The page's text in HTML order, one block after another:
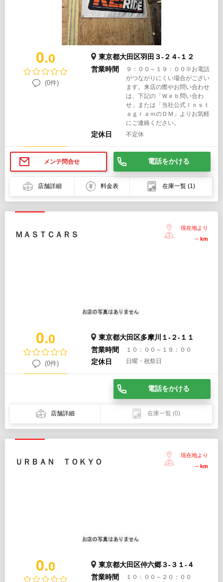
0.0
(0件)
東京都大田区羽田３-２４-１２
営業時間
９：００～１９：００※お電話
がつながりにくい場合がござい
ます。来店の際やお問い合わせ
は、下記の「Ｗｅｂ問い合わ
せ」または「当社公式Ｉｎｓｔ
ａｇｒａｍのＤＭ」よりお気軽
にご連絡ください。
定休日 不定休
メンテ問合せ 電話をかける
店舗詳細 料金表 在庫一覧 (1)
ＭＡＳＴＣＡＲＳ
現在地より
-- km
0.0
(0件)
東京都大田区多摩川１-２-１１
営業時間
１０：００～１９：００
定休日 日曜・祝祭日
電話をかける
店舗詳細 在庫一覧 (0)
ＵＲＢＡＮ ＴＯＫＹＯ
現在地より
-- km
0.0
東京都大田区仲六郷３-３１-４
営業時間
１０：００～２０：００